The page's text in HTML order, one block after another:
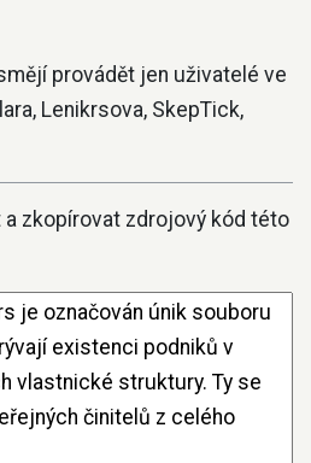
provádět jen uživatelé ve
Lenikrsova, SkepTick,
zkopírovat zdrojový kód této